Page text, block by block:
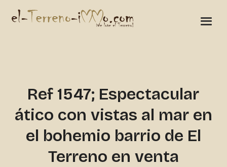
Ref 1547; Espectacular
ático con vistas al mar en
el bohemio barrio de El
Terreno en venta